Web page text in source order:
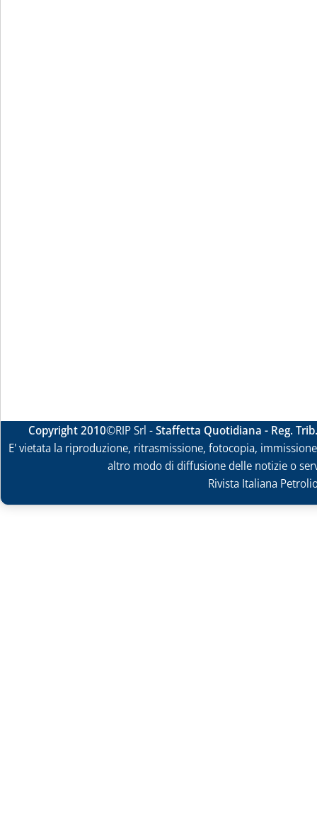
Copyright 2010©RIP Srl -Staffetta Quotidiana - Reg.
E' vietata la riproduzione, ritrasmissione, fotocopia,
altro modo di diffusione delle notizie o
Rivista Italiana